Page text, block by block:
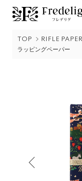
TOP
RIFLE
ラッピングペーパー